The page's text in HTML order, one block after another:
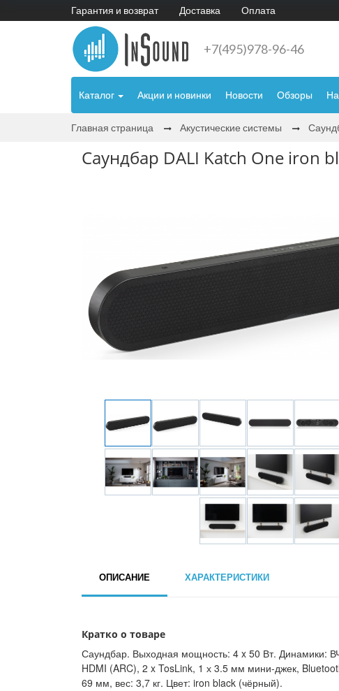
Гарантия и возврат Доставка Оплата
+7(495)978-96-46
Каталог Акции и новинки Новости Обзоры
Главная страница Акустические системы
Саундбар DALI Katch One iron
ОПИСАНИЕ ХАРАКТЕРИСТИКИ
Кратко о товаре
Саундбар. Выходная мощность: 4 x 50 Вт. Динамики:
HDMI (ARC), 2 x TosLink, 1 х 3.5 мм мини-джек,
69 мм, вес: 3,7 кг. Цвет: iron black (чёрный).